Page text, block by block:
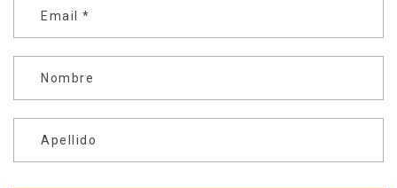
Email *
Nombre
Apellido